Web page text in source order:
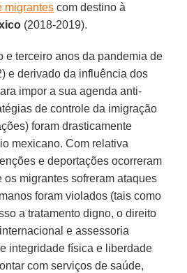
migrantes com destino à
(2018-2019).
e terceiro anos da pandemia de
e derivado da influência dos
impor a sua agenda anti-
de controle da imigração
foram drasticamente
mexicano. Com relativa
e deportações ocorreram
os migrantes sofreram ataques
foram violados (tais como
a tratamento digno, o direito
e assessoria
integridade física e liberdade
com serviços de saúde,